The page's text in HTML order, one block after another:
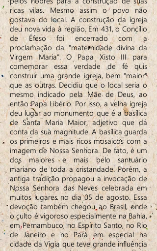
ricas vilas. Mesmo assim o povo não
gostava do local. A construção da igreja
deu nova vida à região. Em 431, o Concílio
de Éfeso foi encerrado com a
proclamação da "maternidade divina da
Virgem Maria". O Papa Xisto III para
comemorar essa verdade de fé quis
construir uma grande igreja, bem "maior"
que as outras. Decidiu que o local seria o
mesmo indicado pela Mãe de Deus, ao
então Papa Libério. Por isso, a velha igreja
deu lugar ao monumento que é a basílica
de Santa Maria Maior, adjetivo que dá
conta da sua magnitude. A basílica guarda
os primeiros e mais ricos mosaicos com a
imagem de Nossa Senhora. De fato, é um
dos maiores e mais belo santuário
mariano de toda a cristandade. Porém, a
antiga tradição propagou a invocação de
Nossa Senhora das Neves celebrada em
muitos lugares no dia 05 de agosto. Essa
devoção também chegou ao Brasil, onde
o culto é vigoroso especialmente na Bahia,
em Pernambuco, no Espírito Santo, no Rio
de Janeiro e no Pará em especial na
cidade da Vigia que teve grande influência